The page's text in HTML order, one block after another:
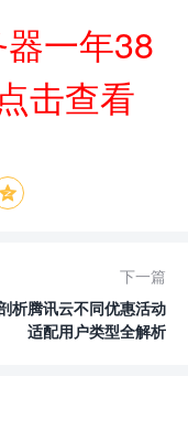
一年38
击查看

下一篇
析腾讯云不同优惠活动
适配用户类型全解析